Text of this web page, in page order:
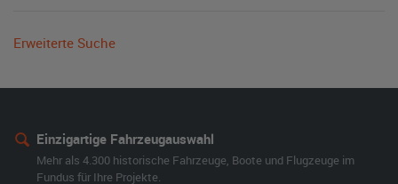
Erweiterte Suche
Einzigartige Fahrzeugauswahl
Mehr als 4.300 historische Fahrzeuge, Boote und Flugzeuge im
Fundus für Ihre Projekte.